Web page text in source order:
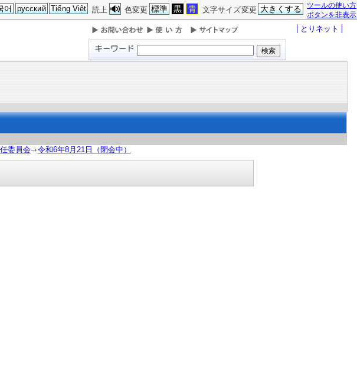
ツールの使い方
ボタンを非表示
文字サイズ変更 大きくする
色変更 標準 黒 青
読上
어 русский Tiếng Việt
とりネット
委員会 令和6年8月21日（閉会中）